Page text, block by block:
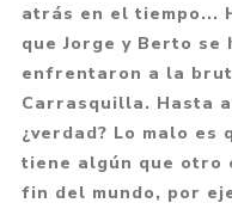
atrás en el tiempo...
que Jorge y Berto se
enfrentaron a la
Carrasquilla. Hasta
¿verdad? Lo malo es
tiene algún que otro
fin del mundo, por